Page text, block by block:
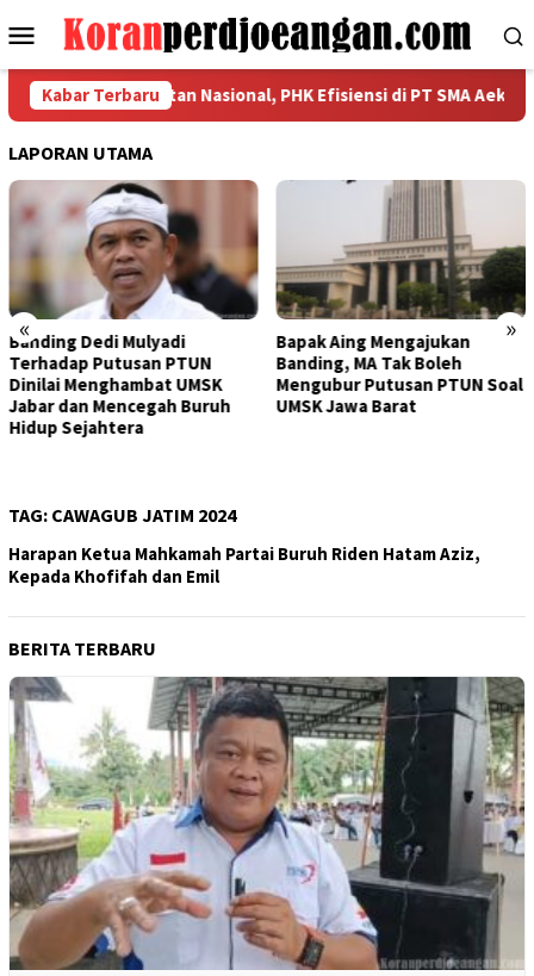
ke
Menu
Mobile
Kabar Terbaru
Kekuatan Nasional, PHK Efisiensi di PT SMA Aeknabara
LAPORAN UTAMA
« »
Bapak Aing Mengajukan
Banding, MA Tak Boleh
Mengubur Putusan PTUN Soal
UMSK Jawa Barat
Sengketa UMSK Jabar
Tak Berkesudahan,
Mulyadi Terancam
Pemberhentian
TAG: CAWAGUB JATIM 2024
Harapan Ketua Mahkamah Partai Buruh Riden Hatam Aziz,
Kepada Khofifah dan Emil
BERITA TERBARU